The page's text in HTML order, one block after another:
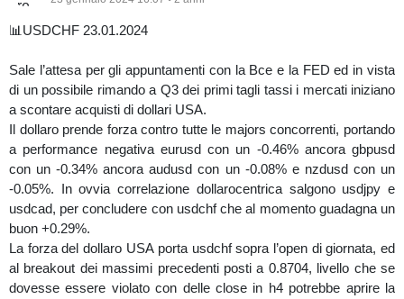
📊USDCHF 23.01.2024
Sale l’attesa per gli appuntamenti con la Bce e la FED ed in vista
di un possibile rimando a Q3 dei primi tagli tassi i mercati iniziano
a scontare acquisti di dollari USA.
Il dollaro prende forza contro tutte le majors concorrenti, portando
a performance negativa eurusd con un -0.46% ancora gbpusd
con un -0.34% ancora audusd con un -0.08% e nzdusd con un
-0.05%. In ovvia correlazione dollarocentrica salgono usdjpy e
usdcad, per concludere con usdchf che al momento guadagna un
buon +0.29%.
La forza del dollaro USA porta usdchf sopra l’open di giornata, ed
al breakout dei massimi precedenti posti a 0.8704, livello che se
dovesse essere violato con delle close in h4 potrebbe aprire la